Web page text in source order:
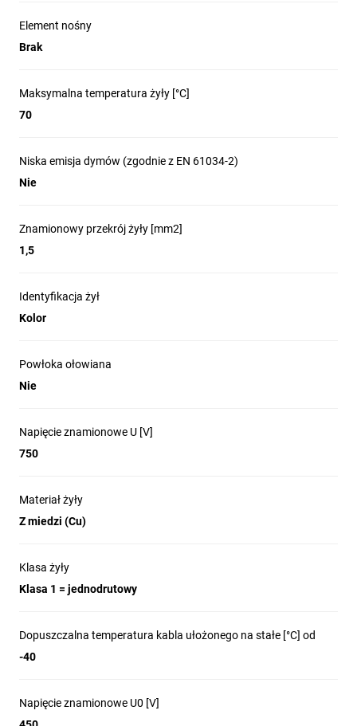
Element nośny
Brak
Maksymalna temperatura żyły [°C]
70
Niska emisja dymów (zgodnie z EN 61034-2)
Nie
Znamionowy przekrój żyły [mm2]
1,5
Identyfikacja żył
Kolor
Powłoka ołowiana
Nie
Napięcie znamionowe U [V]
750
Materiał żyły
Z miedzi (Cu)
Klasa żyły
Klasa 1 = jednodrutowy
Dopuszczalna temperatura kabla ułożonego na stałe [°C] od
-40
Napięcie znamionowe U0 [V]